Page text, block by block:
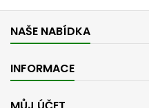
NAŠE NABÍDKA
INFORMACE